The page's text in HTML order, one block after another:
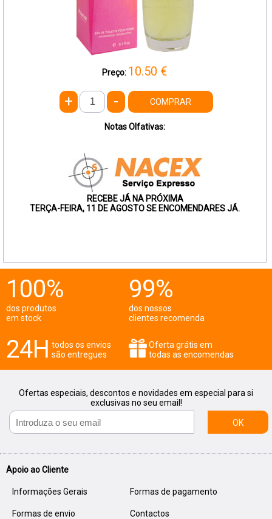
Preço: 10.50 €
+ - COMPRAR
Notas Olfativas:
RECEBE JÁ NA PRÓXIMA
TERÇA-FEIRA, 11 DE AGOSTO SE ENCOMENDARES JÁ.
100%
dos produtos
em stock
99%
dos nossos
clientes recomenda
24H todos os envios
são entregues
Oferta grátis em
todas as encomendas
Ofertas especiais, descontos e novidades em especial para si
exclusivas no seu email!
OK
Apoio ao Cliente
Informações Gerais Formas de pagamento
Formas de envio Contactos